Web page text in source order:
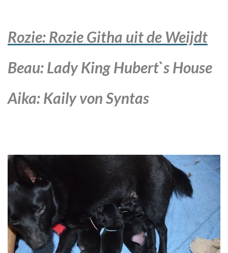
Rozie: Rozie Githa uit de Weijdt
Beau: Lady King Hubert`s House
Aika: Kaily von Syntas